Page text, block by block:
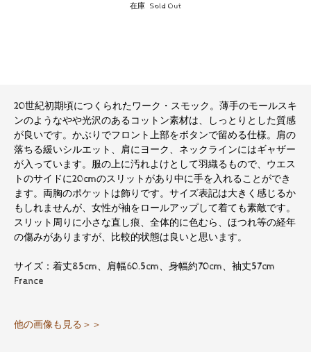
在庫 Sold Out
20世紀初期頃につくられたワーク・スモック。薄手のモールスキ
ンのようなやや光沢のあるコットン素材は、しっとりとした質感
が良いです。かぶりでフロント上部をボタンで留める仕様。肩の
落ちる緩いシルエット、肩にヨーク、ネックラインにはギャザー
が入っています。服の上に汚れよけとして羽織るもので、ウエス
トのサイドに20cmのスリットがあり中に手を入れることができ
ます。両胸のポケットは飾りです。サイズ表記は大きく感じるか
もしれませんが、女性が袖をロールアップして着ても素敵です。
スリット周りに小さな直し痕、全体的に色むら、ほつれ等の経年
の傷みがありますが、比較的状態は良いと思います。
サイズ：着丈85cm、肩幅60.5cm、身幅約70cm、袖丈57cm
France
他の画像も見る＞＞